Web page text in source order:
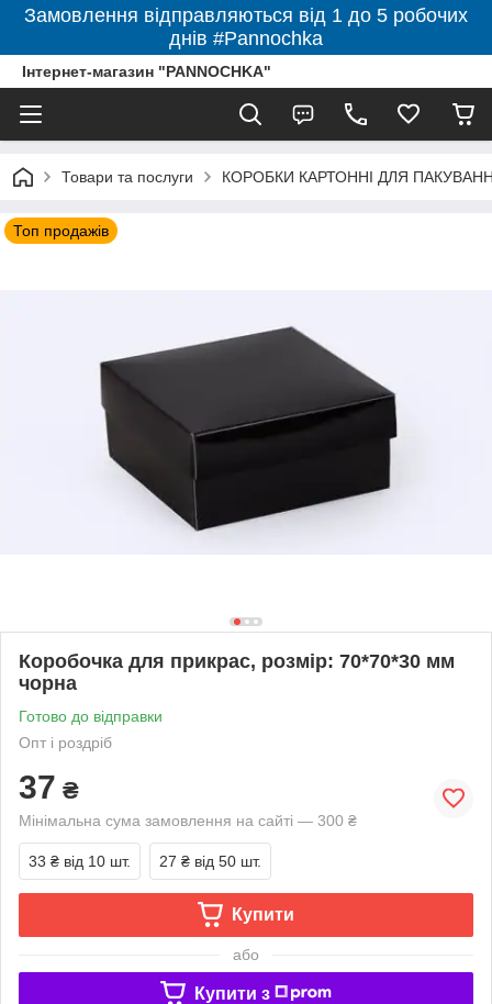
Замовлення відправляються від 1 до 5 робочих
днів #Pannochka
Інтернет-магазин "PANNOCHKA"
Товари та послуги КОРОБКИ КАРТОННІ ДЛЯ ПАКУВАННЯ
Топ продажів
Коробочка для прикрас, розмір: 70*70*30 мм
чорна
Готово до відправки
Опт і роздріб
37 ₴
Мінімальна сума замовлення на сайті — 300 ₴
33 ₴ від 10 шт. 27 ₴ від 50 шт.
Купити
або
Купити з